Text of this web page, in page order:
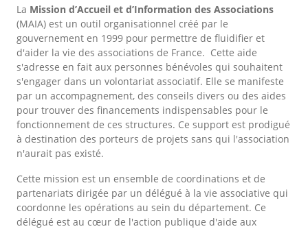
La Mission d’Accueil et d’Information des Associations
(MAIA) est un outil organisationnel créé par le
gouvernement en 1999 pour permettre de fluidifier et
d'aider la vie des associations de France. Cette aide
s'adresse en fait aux personnes bénévoles qui souhaitent
s'engager dans un volontariat associatif. Elle se manifeste
par un accompagnement, des conseils divers ou des aides
pour trouver des financements indispensables pour le
fonctionnement de ces structures. Ce support est prodigué
à destination des porteurs de projets sans qui l'association
n'aurait pas existé.
Cette mission est un ensemble de coordinations et de
partenariats dirigée par un délégué à la vie associative qui
coordonne les opérations au sein du département. Ce
délégué est au cœur de l'action publique d'aide aux